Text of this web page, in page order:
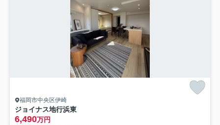
福岡市中央区伊崎
ジョイナス地行浜東
6,490万円